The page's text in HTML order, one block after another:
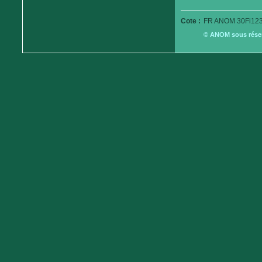
Cote : FR ANOM
© ANOM sous